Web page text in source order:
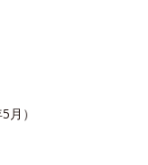
）